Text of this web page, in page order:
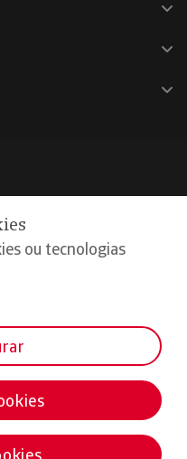
ou tecnologias